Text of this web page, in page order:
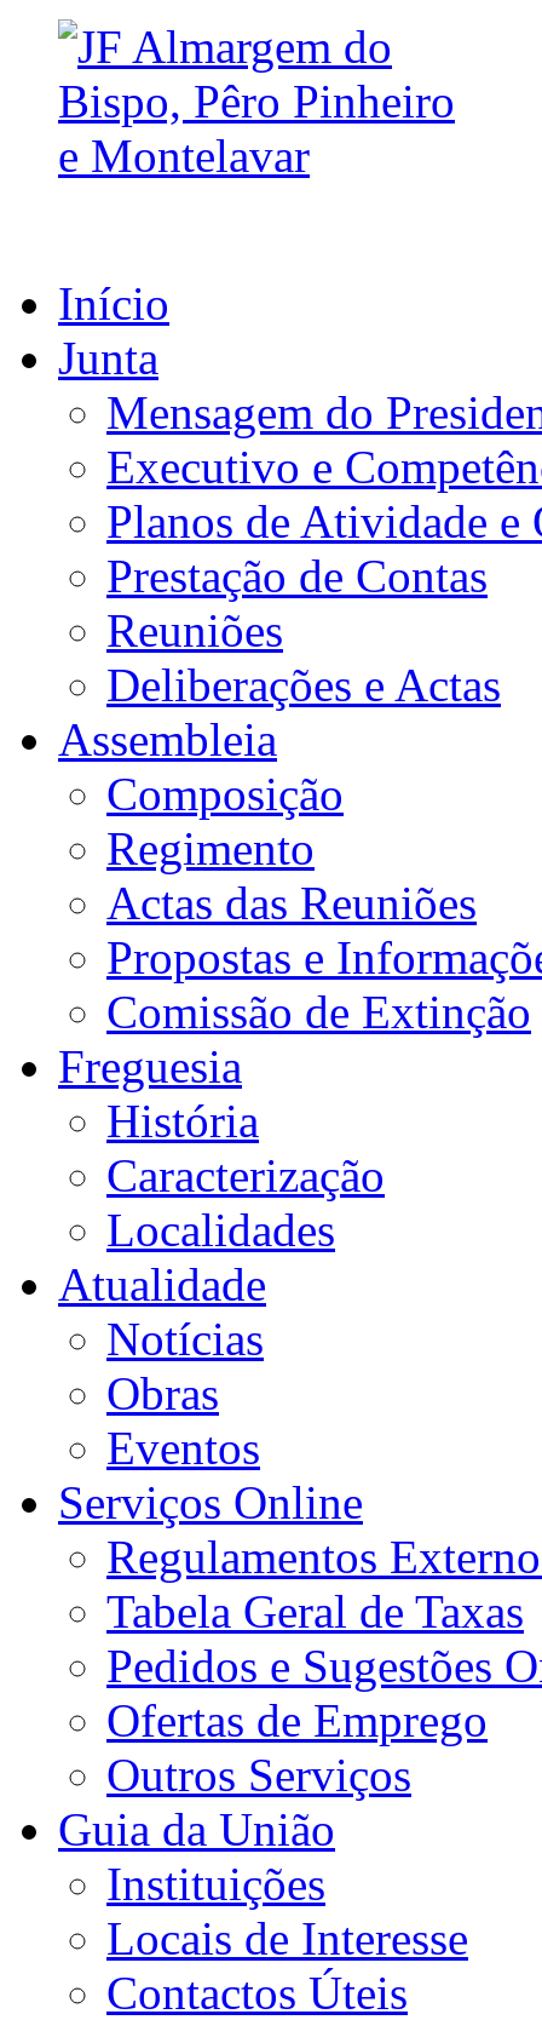
Início
Junta
Mensagem do
Executivo e
Planos de Atividade e
Prestação de Contas
Reuniões
Deliberações e Actas
Assembleia
Composição
Regimento
Actas das Reuniões
Propostas e
Comissão de Extinção
Freguesia
História
Caracterização
Localidades
Atualidade
Notícias
Obras
Eventos
Serviços Online
Regulamentos
Tabela Geral de Taxas
Pedidos e Sugestões
Ofertas de Emprego
Outros Serviços
Guia da União
Instituições
Locais de Interesse
Contactos Úteis